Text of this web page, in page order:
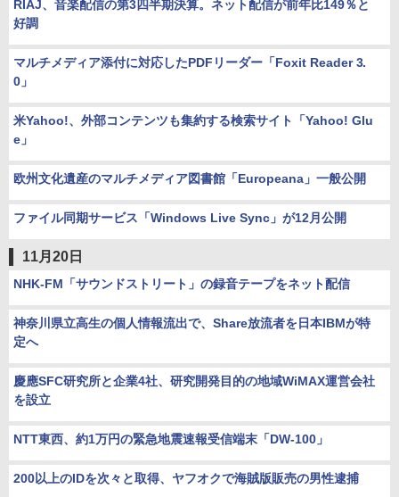
RIAJ、音楽配信の第3四半期決算。ネット配信が前年比149％と
好調
マルチメディア添付に対応したPDFリーダー「Foxit Reader 3.
0」
米Yahoo!、外部コンテンツも集約する検索サイト「Yahoo! Glu
e」
欧州文化遺産のマルチメディア図書館「Europeana」一般公開
ファイル同期サービス「Windows Live Sync」が12月公開
11月20日
NHK-FM「サウンドストリート」の録音テープをネット配信
神奈川県立高生の個人情報流出で、Share放流者を日本IBMが特
定へ
慶應SFC研究所と企業4社、研究開発目的の地域WiMAX運営会社
を設立
NTT東西、約1万円の緊急地震速報受信端末「DW-100」
200以上のIDを次々と取得、ヤフオクで海賊版販売の男性逮捕